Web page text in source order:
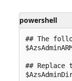
powershell
## The
##